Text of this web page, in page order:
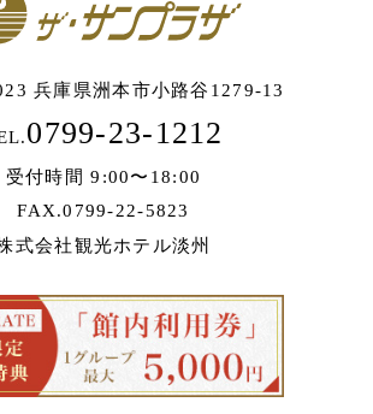
兵庫県洲本市小路谷1279-13
0799-23-1212
受付時間 9:00〜18:00
FAX.0799-22-5823
式会社観光ホテル淡州